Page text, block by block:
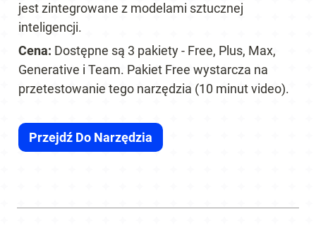
jest zintegrowane z modelami sztucznej
inteligencji.
Cena: Dostępne są 3 pakiety - Free, Plus, Max,
Generative i Team. Pakiet Free wystarcza na
przetestowanie tego narzędzia (10 minut video).
Przejdź Do Narzędzia